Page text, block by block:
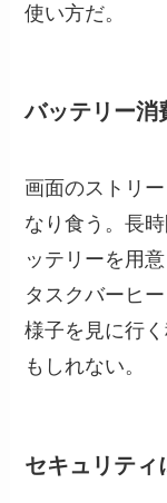
使い方だ。
バッテリー消
画面のストリ
なり食う。長
ッテリーを用
タスクバーヒ
様子を見に行
もしれない。
セキュリティ